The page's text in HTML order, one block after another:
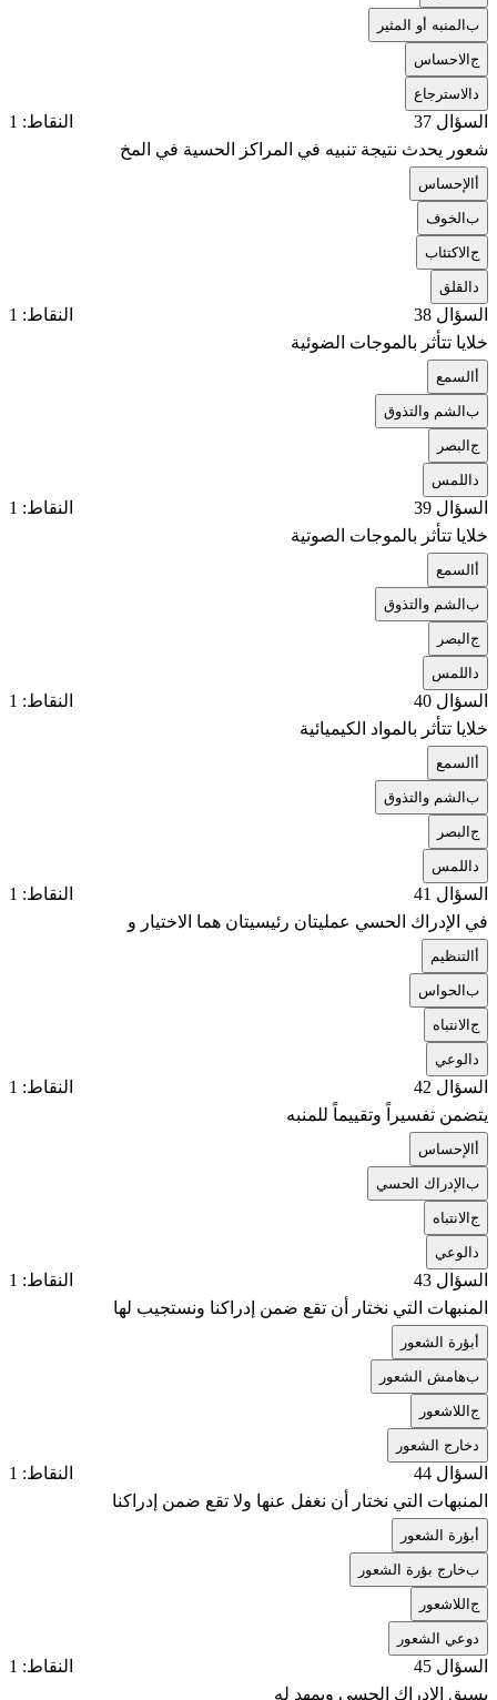
بالمنبه أو المثير
جالاحساس
الاسترجاع
السؤال 37
النقاط: 1
شعور يحدث نتيجة تنبيه في المراكز الحسية في المخ
الإحساس
بالخوف
جالاكتئاب
القلق
السؤال 38
النقاط: 1
خلايا تتأثر بالموجات الضوئية
السمع
بالشم والتذوق
جالبصر
اللمس
السؤال 39
النقاط: 1
خلايا تتأثر بالموجات الصوتية
السمع
بالشم والتذوق
جالبصر
اللمس
السؤال 40
النقاط: 1
خلايا تتأثر بالمواد الكيميائية
السمع
بالشم والتذوق
جالبصر
اللمس
السؤال 41
النقاط: 1
في الإدراك الحسي عمليتان رئيسيتان هما الاختيار و
التنظيم
بالحواس
جالانتباه
الوعي
السؤال 42
النقاط: 1
يتضمن تفسيراً وتقييماً للمنبه
الإحساس
بالإدراك الحسي
جالانتباه
الوعي
السؤال 43
النقاط: 1
المنبهات التي نختار أن تقع ضمن إدراكنا ونستجيب لها
بؤرة الشعور
بهامش الشعور
جاللاشعور
خارج الشعور
السؤال 44
النقاط: 1
المنبهات التي نختار أن نغفل عنها ولا تقع ضمن إدراكنا
بؤرة الشعور
بخارج بؤرة الشعور
جاللاشعور
وعي الشعور
السؤال 45
النقاط: 1
يسبق الإدراك الحسي ويمهد له